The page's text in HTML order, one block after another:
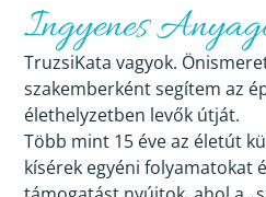
Ingyenes
TruzsiKata vagyok.
szakemberként segítem az
élethelyzetben levők útját.
Több mint 15 éve az életút
kísérek egyéni folyamatokat